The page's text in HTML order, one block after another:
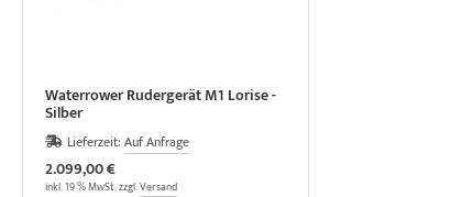
Waterrower Rudergerät M1 Lorise -
Silber
Lieferzeit: Auf Anfrage
2.099,00 €
inkl. 19 % MwSt. zzgl.Versand